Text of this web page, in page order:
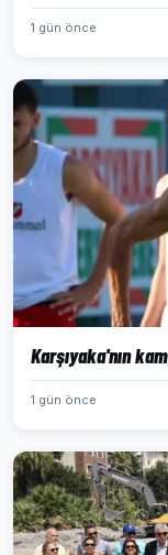
1 gün önce
Karşıyaka'nın
1 gün önce